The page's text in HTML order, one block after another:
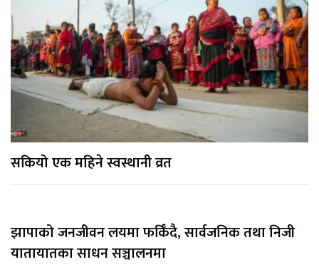
सकियो एक महिने स्वस्थानी व्रत
झापाको जनजीवन लयमा फर्किँदै, सार्वजनिक तथा निजी
यातायातका साधन सञ्चालनमा